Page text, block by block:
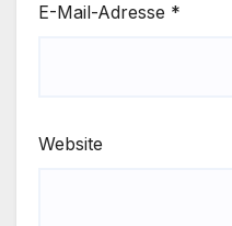
E-Mail-Adresse *
Website